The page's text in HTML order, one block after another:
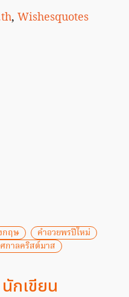
, Wishesquotes
กฤษ
คำอวยพรปีใหม่
กาลคริสต์มาส
นักเขียน